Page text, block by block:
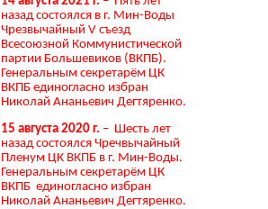
назад состоялся в г. Мин-Воды
Чрезвычайный V съезд
Всесоюзной Коммунистической
партии Большевиков (ВКПБ).
Генеральным секретарём ЦК
ВКПБ единогласно избран
Николай Ананьевич Дегтяренко.
15 августа 2020 г. – Шесть лет
назад состоялся Чречвычайный
Пленум ЦК ВКПБ в г. Мин-Воды.
Генеральным секретарём ЦК
ВКПБ единогласно избран
Николай Ананьевич Дегтяренко.